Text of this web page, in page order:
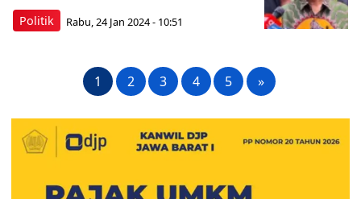
Politik Rabu, 24 Jan 2024 - 10:51
1 2 3 4 5 »